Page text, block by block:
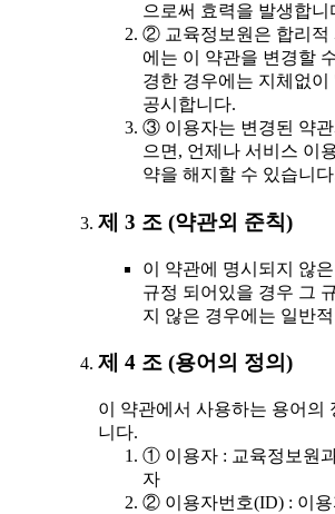
으로써 효력을 발생합니
② 교육정보원은 합리적
에는 이 약관을 변경할
경한 경우에는 지체없
공시합니다.
③ 이용자는 변경된 약
으면, 언제나 서비스 이
약을 해지할 수 있습니
제 3 조 (약관외 준칙)
이 약관에 명시되지 않
규정 되어있을 경우 그
지 않은 경우에는 일반
제 4 조 (용어의 정의)
이 약관에서 사용하는 용어의
니다.
① 이용자 : 교육정보원
자
② 이용자번호(ID) : 이용